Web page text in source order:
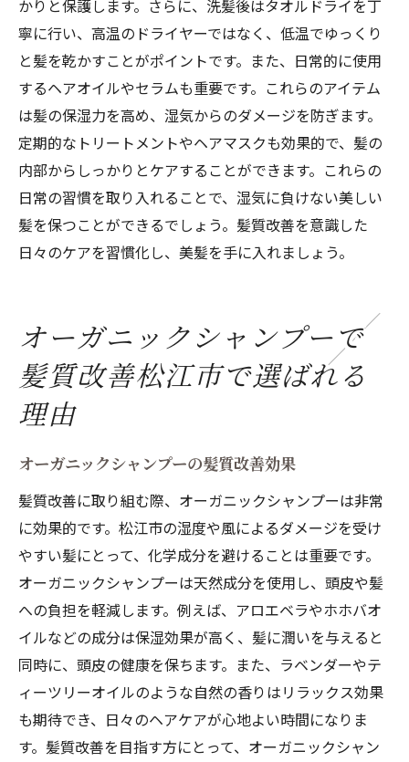
かりと保護します。さらに、洗髪後はタオルドライを丁
寧に行い、高温のドライヤーではなく、低温でゆっくり
と髪を乾かすことがポイントです。また、日常的に使用
するヘアオイルやセラムも重要です。これらのアイテム
は髪の保湿力を高め、湿気からのダメージを防ぎます。
定期的なトリートメントやヘアマスクも効果的で、髪の
内部からしっかりとケアすることができます。これらの
日常の習慣を取り入れることで、湿気に負けない美しい
髪を保つことができるでしょう。髪質改善を意識した
日々のケアを習慣化し、美髪を手に入れましょう。
オーガニックシャンプーで
髪質改善松江市で選ばれる
理由
オーガニックシャンプーの髪質改善効果
髪質改善に取り組む際、オーガニックシャンプーは非常
に効果的です。松江市の湿度や風によるダメージを受け
やすい髪にとって、化学成分を避けることは重要です。
オーガニックシャンプーは天然成分を使用し、頭皮や髪
への負担を軽減します。例えば、アロエベラやホホバオ
イルなどの成分は保湿効果が高く、髪に潤いを与えると
同時に、頭皮の健康を保ちます。また、ラベンダーやテ
ィーツリーオイルのような自然の香りはリラックス効果
も期待でき、日々のヘアケアが心地よい時間になりま
す。髪質改善を目指す方にとって、オーガニックシャン